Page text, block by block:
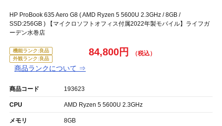
HP ProBook 635 Aero G8 ( AMD Ryzen 5 5600U 2.3GHz / 8GB /
SSD:256GB ) 【マイクロソフトオフィス付属2022年製モバイル】ライフガ
ーデン水巻店
機能ランク:良品
外観ランク:良品
商品ランクについて ⇒
84,800円
商品コード 193623
CPU AMD Ryzen 5 5600U 2.3GHz
メモリ 8GB